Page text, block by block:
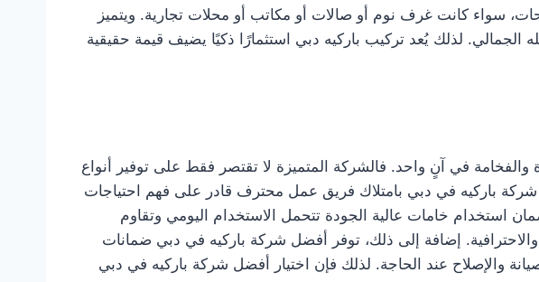
سواء كانت غرف نوم أو صالات أو مكاتب أو محلات تجارية. ويتميز
الجمالي. لذلك يُعد تركيب باركيه دبي استثمارًا ذكيًا يضيف قيمة حقيقية
في آنٍ واحد. فالشركة المتميزة لا تقتصر فقط على توفير أنواع
شركة باركيه في دبي بامتلاك فريق عمل محترف قادر على فهم احتياجات
استخدام خامات عالية الجودة تتحمل الاستخدام اليومي وتقاوم
إضافة إلى ذلك، توفر أفضل شركة باركيه في دبي ضمانات
والإصلاح عند الحاجة. لذلك فإن اختيار أفضل شركة باركيه في دبي